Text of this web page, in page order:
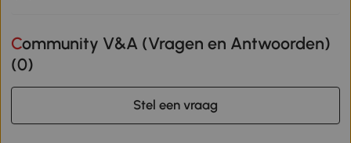
Community V&A (Vragen en Antwoorden)
(0)
Stel een vraag